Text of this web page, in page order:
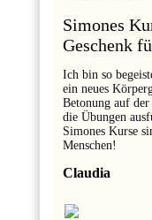
Simones
Geschenk
Ich bin so
ein neues
Betonung auf
die Übungen
Simones Kurse
Menschen!
Claudia